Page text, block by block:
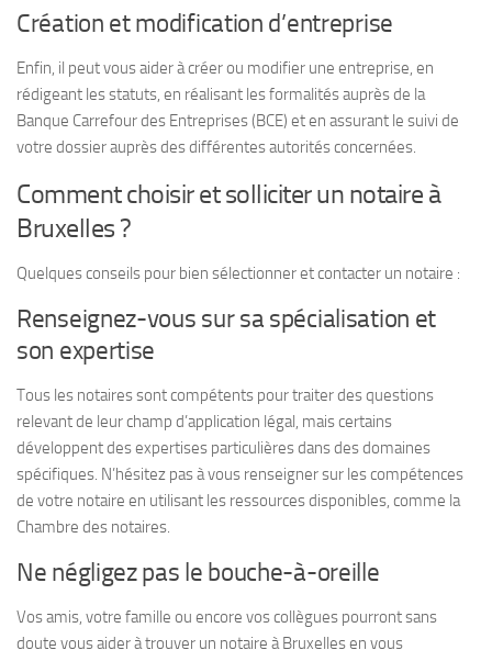
Création et modification d’entreprise
Enfin, il peut vous aider à créer ou modifier une entreprise, en
rédigeant les statuts, en réalisant les formalités auprès de la
Banque Carrefour des Entreprises (BCE) et en assurant le suivi de
votre dossier auprès des différentes autorités concernées.
Comment choisir et solliciter un notaire à
Bruxelles ?
Quelques conseils pour bien sélectionner et contacter un notaire :
Renseignez-vous sur sa spécialisation et
son expertise
Tous les notaires sont compétents pour traiter des questions
relevant de leur champ d’application légal, mais certains
développent des expertises particulières dans des domaines
spécifiques. N’hésitez pas à vous renseigner sur les compétences
de votre notaire en utilisant les ressources disponibles, comme la
Chambre des notaires.
Ne négligez pas le bouche-à-oreille
Vos amis, votre famille ou encore vos collègues pourront sans
doute vous aider à trouver un notaire à Bruxelles en vous